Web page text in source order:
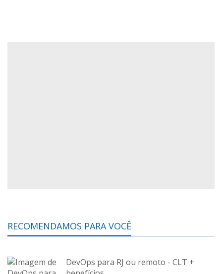
RECOMENDAMOS PARA VOCÊ
DevOps para RJ ou remoto - CLT +